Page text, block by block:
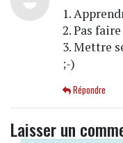
1.
2. Pas
3. Mettre
;-)
Répondre
Laisser un